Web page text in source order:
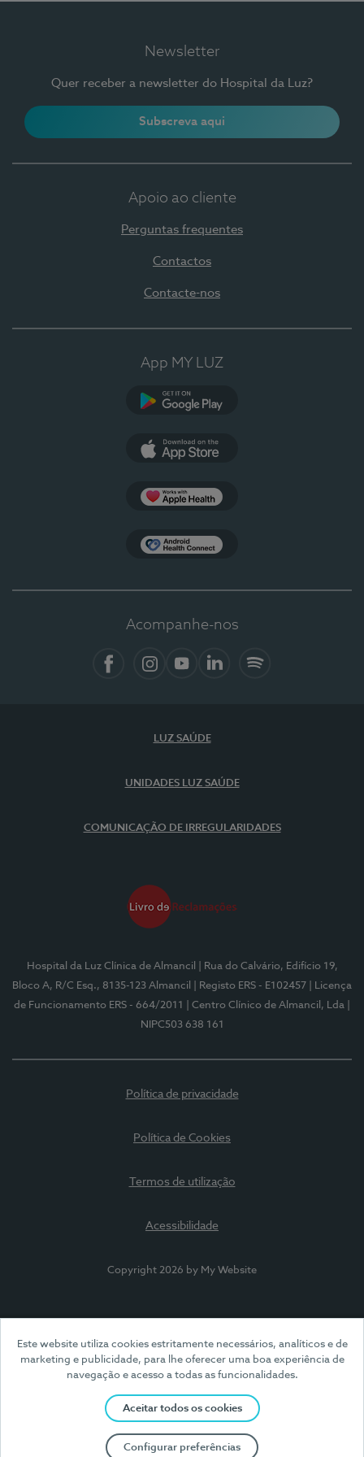
Este website utiliza cookies estritamente necessários, analíticos e de
marketing e publicidade, para lhe oferecer uma boa experiência de
navegação e acesso a todas as funcionalidades.
Aceitar todos os cookies
Configurar preferências
Newsletter
Quer receber a newsletter do Hospital da Luz?
Subscreva aqui
Apoio ao cliente
Perguntas frequentes
Contactos
Contacte-nos
App MY LUZ
Acompanhe-nos
LUZ SAÚDE
UNIDADES LUZ SAÚDE
COMUNICAÇÃO DE IRREGULARIDADES
Hospital da Luz Clínica de Almancil
| Rua do Calvário, Edifício 19,
Bloco A, R/C Esq., 8135-123 Almancil
| Registo ERS - E102457
| Licença
de Funcionamento ERS - 664/2011
| Centro Clínico de Almancil, Lda
NIPC503 638 161
Política de privacidade
Política de Cookies
Termos de utilização
Acessibilidade
Copyright 2026 by My Website